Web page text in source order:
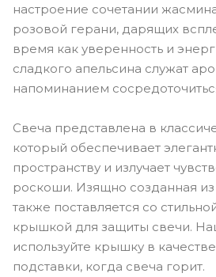
настроение сочетании
розовой герани, дарящих
время как уверенность и
сладкого апельсина служат
напоминанием
Свеча представлена в
который обеспечивает
пространству и излучает
роскоши. Изящно созданная из
также поставляется со
крышкой для защиты свечи.
используйте крышку в
подставки, когда свеча горит.